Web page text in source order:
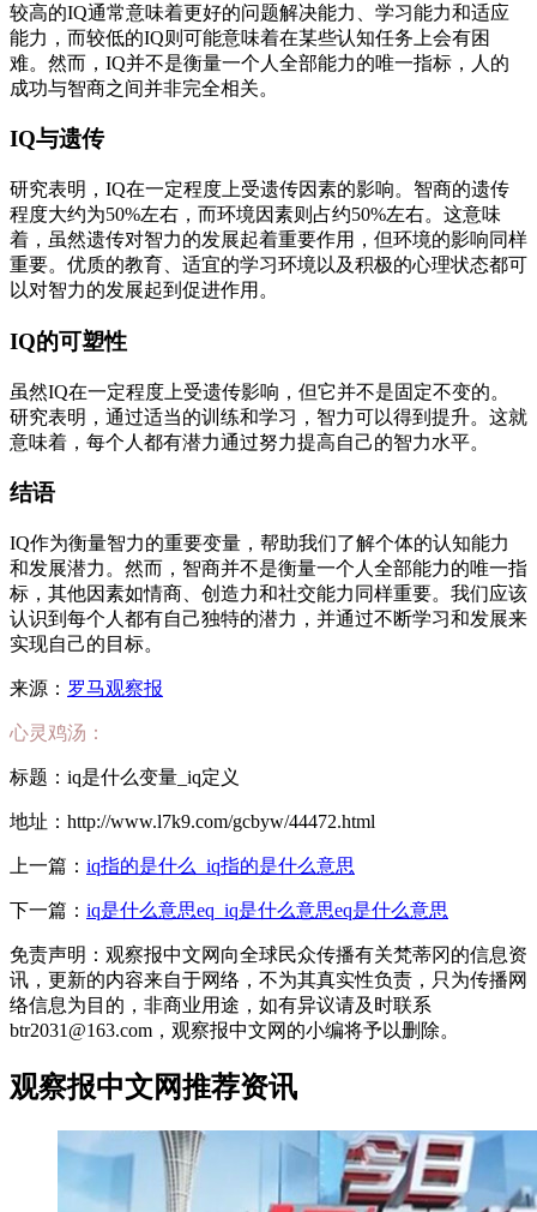
较高的IQ通常意味着更好的问题解决能力、学习能力和适应
能力，而较低的IQ则可能意味着在某些认知任务上会有困
难。然而，IQ并不是衡量一个人全部能力的唯一指标，人的
成功与智商之间并非完全相关。
IQ与遗传
研究表明，IQ在一定程度上受遗传因素的影响。智商的遗传
程度大约为50%左右，而环境因素则占约50%左右。这意味
着，虽然遗传对智力的发展起着重要作用，但环境的影响同样
重要。优质的教育、适宜的学习环境以及积极的心理状态都可
以对智力的发展起到促进作用。
IQ的可塑性
虽然IQ在一定程度上受遗传影响，但它并不是固定不变的。
研究表明，通过适当的训练和学习，智力可以得到提升。这就
意味着，每个人都有潜力通过努力提高自己的智力水平。
结语
IQ作为衡量智力的重要变量，帮助我们了解个体的认知能力
和发展潜力。然而，智商并不是衡量一个人全部能力的唯一指
标，其他因素如情商、创造力和社交能力同样重要。我们应该
认识到每个人都有自己独特的潜力，并通过不断学习和发展来
实现自己的目标。
来源： 罗马观察报
心灵鸡汤：
标题：iq是什么变量_iq定义
地址：http://www.l7k9.com/gcbyw/44472.html
上一篇： iq指的是什么_iq指的是什么意思
下一篇： iq是什么意思eq_iq是什么意思eq是什么意思
免责声明：观察报中文网向全球民众传播有关梵蒂冈的信息资
讯，更新的内容来自于网络，不为其真实性负责，只为传播网
络信息为目的，非商业用途，如有异议请及时联系
btr2031@163.com，观察报中文网的小编将予以删除。
观察报中文网推荐资讯